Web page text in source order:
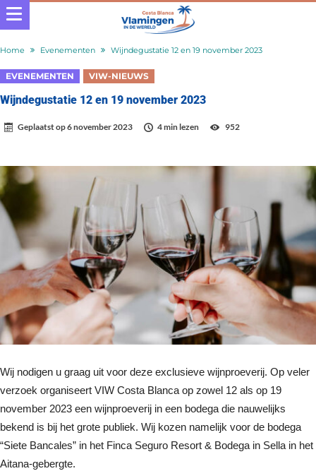
Home Evenementen Wijndegustatie 12 en 19 november 2023
EVENEMENTEN VIW-NIEUWS
Wijndegustatie 12 en 19 november 2023
Geplaatst op6 november 2023 4 min lezen 952
Wij nodigen u graag uit voor deze exclusieve wijnproeverij. Op veler
verzoek organiseert VIW Costa Blanca op zowel 12 als op 19
november 2023 een wijnproeverij in een bodega die nauwelijks
bekend is bij het grote publiek. Wij kozen namelijk voor de bodega
“Siete Bancales” in het Finca Seguro Resort & Bodega in Sella in het
Aitana-gebergte.